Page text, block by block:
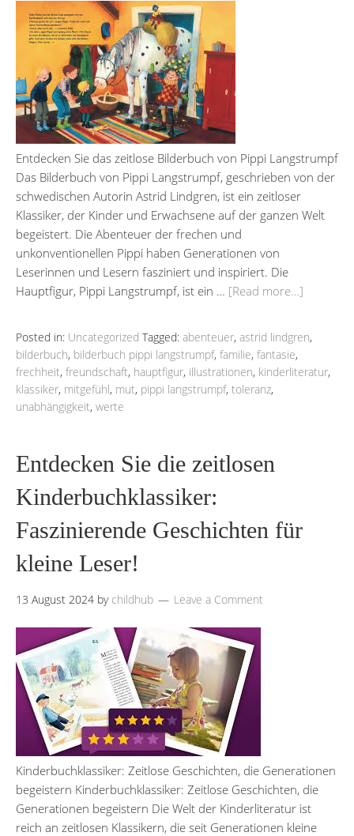
Entdecken Sie das zeitlose Bilderbuch von Pippi Langstrumpf
Das Bilderbuch von Pippi Langstrumpf, geschrieben von der
schwedischen Autorin Astrid Lindgren, ist ein zeitloser
Klassiker, der Kinder und Erwachsene auf der ganzen Welt
begeistert. Die Abenteuer der frechen und
unkonventionellen Pippi haben Generationen von
Leserinnen und Lesern fasziniert und inspiriert. Die
Hauptfigur, Pippi Langstrumpf, ist ein … [Read more…]
Posted in: Uncategorized Tagged: abenteuer, astrid lindgren,
bilderbuch, bilderbuch pippi langstrumpf, familie, fantasie,
frechheit, freundschaft, hauptfigur, illustrationen, kinderliteratur,
klassiker, mitgefühl, mut, pippi langstrumpf, toleranz,
unabhängigkeit, werte
Entdecken Sie die zeitlosen
Kinderbuchklassiker:
Faszinierende Geschichten für
kleine Leser!
13 August 2024 by childhub Leave a Comment
Kinderbuchklassiker: Zeitlose Geschichten, die Generationen
begeistern Kinderbuchklassiker: Zeitlose Geschichten, die
Generationen begeistern Die Welt der Kinderliteratur ist
reich an zeitlosen Klassikern, die seit Generationen kleine